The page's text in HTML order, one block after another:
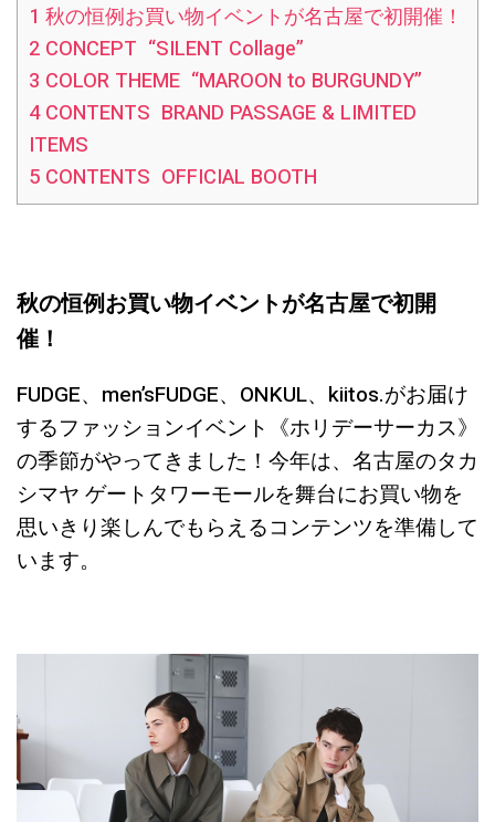
1 秋の恒例お買い物イベントが名古屋で初開催！
2CONCEPT “SILENT Collage”
3 COLOR THEME “MAROON to BURGUNDY”
4CONTENTS BRAND PASSAGE & LIMITED
ITEMS
5CONTENTS OFFICIAL BOOTH
秋の恒例お買い物イベントが名古屋で初開
催！
FUDGE、men’sFUDGE、ONKUL、kiitos.がお届け
するファッションイベント《ホリデーサーカス》
の季節がやってきました！今年は、名古屋のタカ
シマヤ ゲートタワーモールを舞台にお買い物を
思いきり楽しんでもらえるコンテンツを準備して
います。